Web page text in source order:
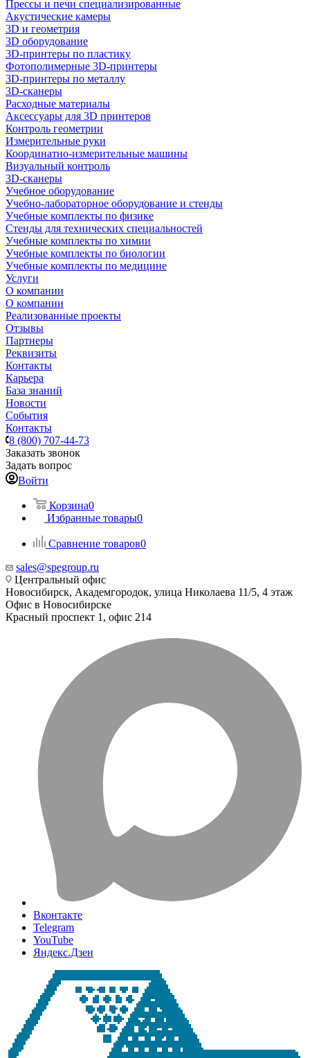
Прессы и печи специализированные
Акустические камеры
3D и геометрия
3D оборудование
3D-принтеры по пластику
Фотополимерные 3D-принтеры
3D-принтеры по металлу
3D-сканеры
Расходные материалы
Аксессуары для 3D принтеров
Контроль геометрии
Измерительные руки
Координатно-измерительные машины
Визуальный контроль
3D-сканеры
Учебное оборудование
Учебно-лабораторное оборудование и стенды
Учебные комплекты по физике
Стенды для технических специальностей
Учебные комплекты по химии
Учебные комплекты по биологии
Учебные комплекты по медицине
Услуги
О компании
О компании
Реализованные проекты
Отзывы
Партнеры
Реквизиты
Контакты
Карьера
База знаний
Новости
События
Контакты
8 (800) 707-44-73
Заказать звонок
Задать вопрос
Войти
Корзина0
Избранные товары0
Сравнение товаров0
sales@spegroup.ru
Центральный офис
Новосибирск, Академгородок, улица Николаева 11/5, 4 этаж
Офис в Новосибирске
Красный проспект 1, офис 214
Вконтакте
Telegram
YouTube
Яндекс.Дзен